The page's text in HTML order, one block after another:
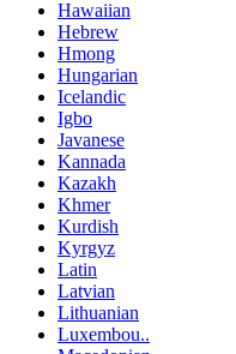
Hawaiian
Hebrew
Hmong
Hungarian
Icelandic
Igbo
Javanese
Kannada
Kazakh
Khmer
Kurdish
Kyrgyz
Latin
Latvian
Lithuanian
Luxembou..